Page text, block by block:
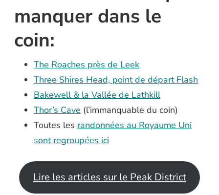
manquer dans le
coin:
The Roaches près de Leek
Three Shires Head, point de départ Flash
Bakewell & la Vallée de Lathkill
Thor’s Cave (l’immanquable du coin)
Toutes les randonnées au Royaume Uni
sont regroupées ici
Lire les articles sur le Peak District